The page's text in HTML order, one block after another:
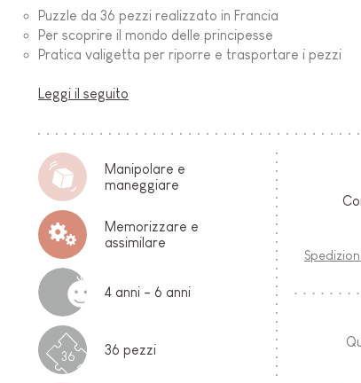
Puzzle da 36 pezzi realizzato in Francia
Per scoprire il mondo delle principesse
Pratica valigetta per riporre e trasportare i pezzi
Leggi il seguito
Manipolare e
maneggiare
Memorizzare e
assimilare
4 anni - 6 anni
36 36 pezzi